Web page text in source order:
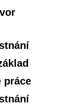
práce